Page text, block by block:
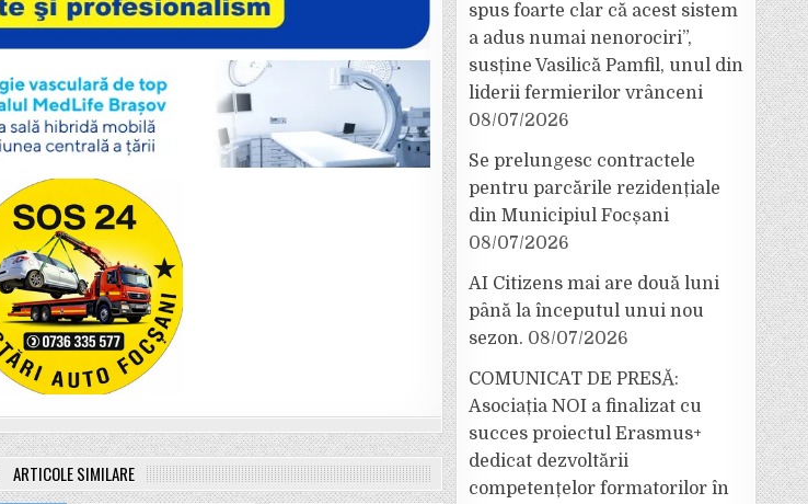
ARTICOLE SIMILARE
spus foarte clar că acest sistem
a adus numai nenorociri”,
susține Vasilică Pamfil, unul din
liderii fermierilor vrânceni
08/07/2026
Se prelungesc contractele
pentru parcările rezidențiale
din Municipiul Focșani
08/07/2026
AI Citizens mai are două luni
până la începutul unui nou
sezon. 08/07/2026
COMUNICAT DE PRESĂ:
Asociația NOI a finalizat cu
succes proiectul Erasmus+
dedicat dezvoltării
competențelor formatorilor în